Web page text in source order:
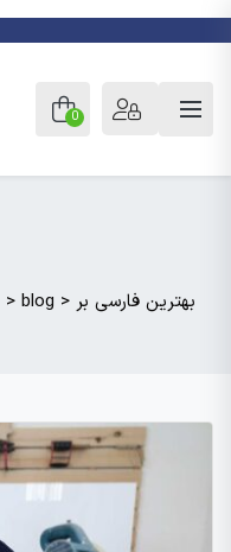
0
> blog > بهترین فارسی بر